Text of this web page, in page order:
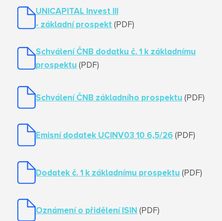
UNICAPITAL Invest III
- základní prospekt (PDF)
Schválení ČNB dodatku č. 1 k základnímu
prospektu (PDF)
Schválení ČNB základního prospektu (PDF)
Emisní dodatek UCINV03 10 6,5/26 (PDF)
Dodatek č. 1 k základnímu prospektu (PDF)
Oznámení o přidělení ISIN (PDF)